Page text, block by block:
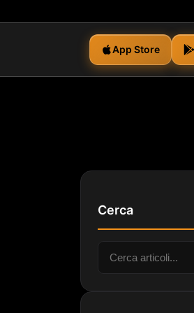
App Store
Cerca
Cerca: